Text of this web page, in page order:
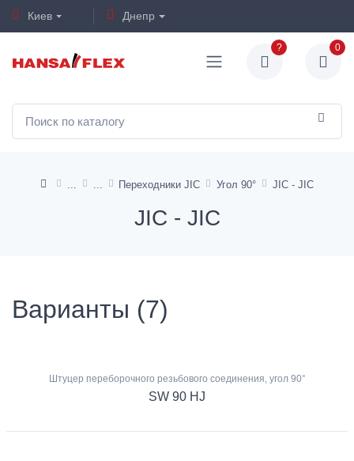
Киев Днепр
? 0
Переходники JIC Угол 90° JIC - JIC
JIC - JIC
Варианты (7)
Штуцер переборочного резьбового соединения, угол 90°
SW 90 HJ